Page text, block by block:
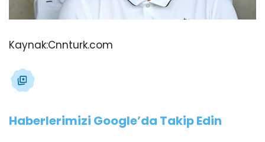
Kaynak:Cnnturk.com
Haberlerimizi Google’da Takip Edin